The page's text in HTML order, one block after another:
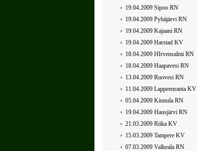
19.04.2009 Sipoo RN
19.04.2009 Pyhäjärvi RN
19.04.2009 Kajaani RN
19.04.2009 Harstad KV
18.04.2009 HIrvensalmi RN
18.04.2009 Haapavesi RN
13.04.2009 Ruovesi RN
11.04.2009 Lappeenranta KV
05.04.2009 Kinnula RN
19.04.2009 Hausjärvi RN
21.03.2009 Riika KV
15.03.2009 Tampere KV
07.03.2009 Valkeala RN